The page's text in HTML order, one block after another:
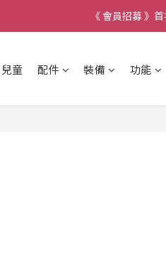
《 會員招募 》
兒童 配件 裝備 功能